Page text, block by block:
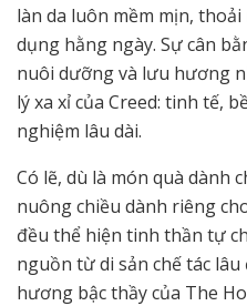
làn da luôn mềm mịn,
dụng hằng ngày. Sự cân
nuôi dưỡng và lưu hương
lý xa xỉ của Creed: tinh tế,
nghiệm lâu dài.
Có lẽ, dù là món quà dành
nuông chiều dành riêng
đều thể hiện tinh thần tự
nguồn từ di sản chế tác
hương bậc thầy của The